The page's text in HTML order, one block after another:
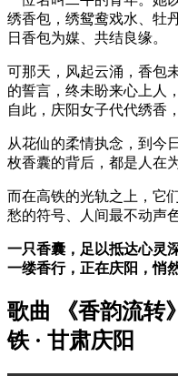
绣香包，绣鸳鸯戏水、牡
日香包为媒、共结良缘。
可那天，风起云涌，香包
的誓言，终未盼来心上人
自此，庆阳女子代代绣香
从花仙的柔情执念，到今
枚香囊的背后，都是人在
而在高铁的光轨之上，它
愁的符号、人间最不动声
一只香囊，足以抵达心灵深
一缕香行，正在庆阳，悄
歌曲 《香韵流转
铁 · 甘肃庆阳